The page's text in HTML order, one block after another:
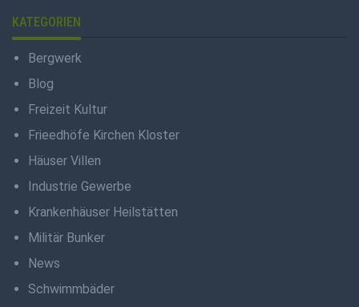
KATEGORIEN
Bergwerk
Blog
Freizeit Kultur
Frieedhöfe Kirchen Kloster
Häuser Villen
Industrie Gewerbe
Krankenhäuser Heilstätten
Militär Bunker
News
Schwimmbäder